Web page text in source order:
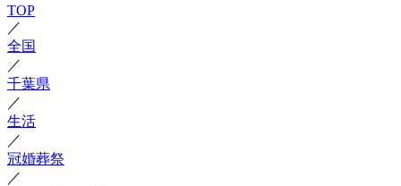
TOP
／
全国
／
千葉県
／
生活
／
冠婚葬祭
／